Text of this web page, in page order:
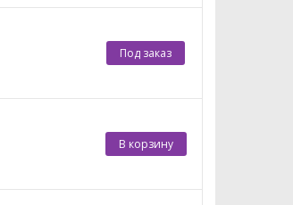
Под заказ
В корзину